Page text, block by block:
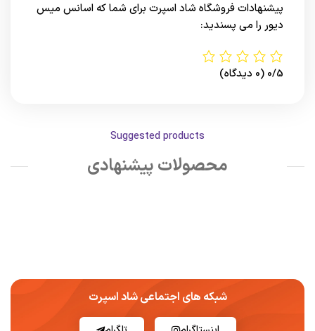
پیشنهاداتفروشگاه شاد اسپرت برای شما که اسانس میس
دیور را می پسندید:
0/5 (0 دیدگاه)
Suggested products
محصولات پیشنهادی
شبکه های اجتماعی شاد اسپرت